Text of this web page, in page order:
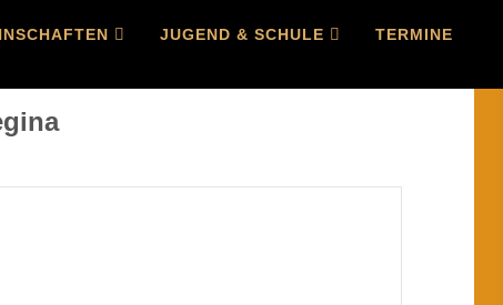
JUGEND & SCHULE TERMINE